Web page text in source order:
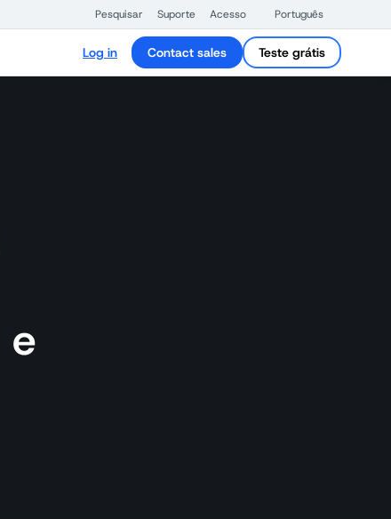
Pesquisar Suporte Acesso Português
Log in Contact sales Teste grátis
e